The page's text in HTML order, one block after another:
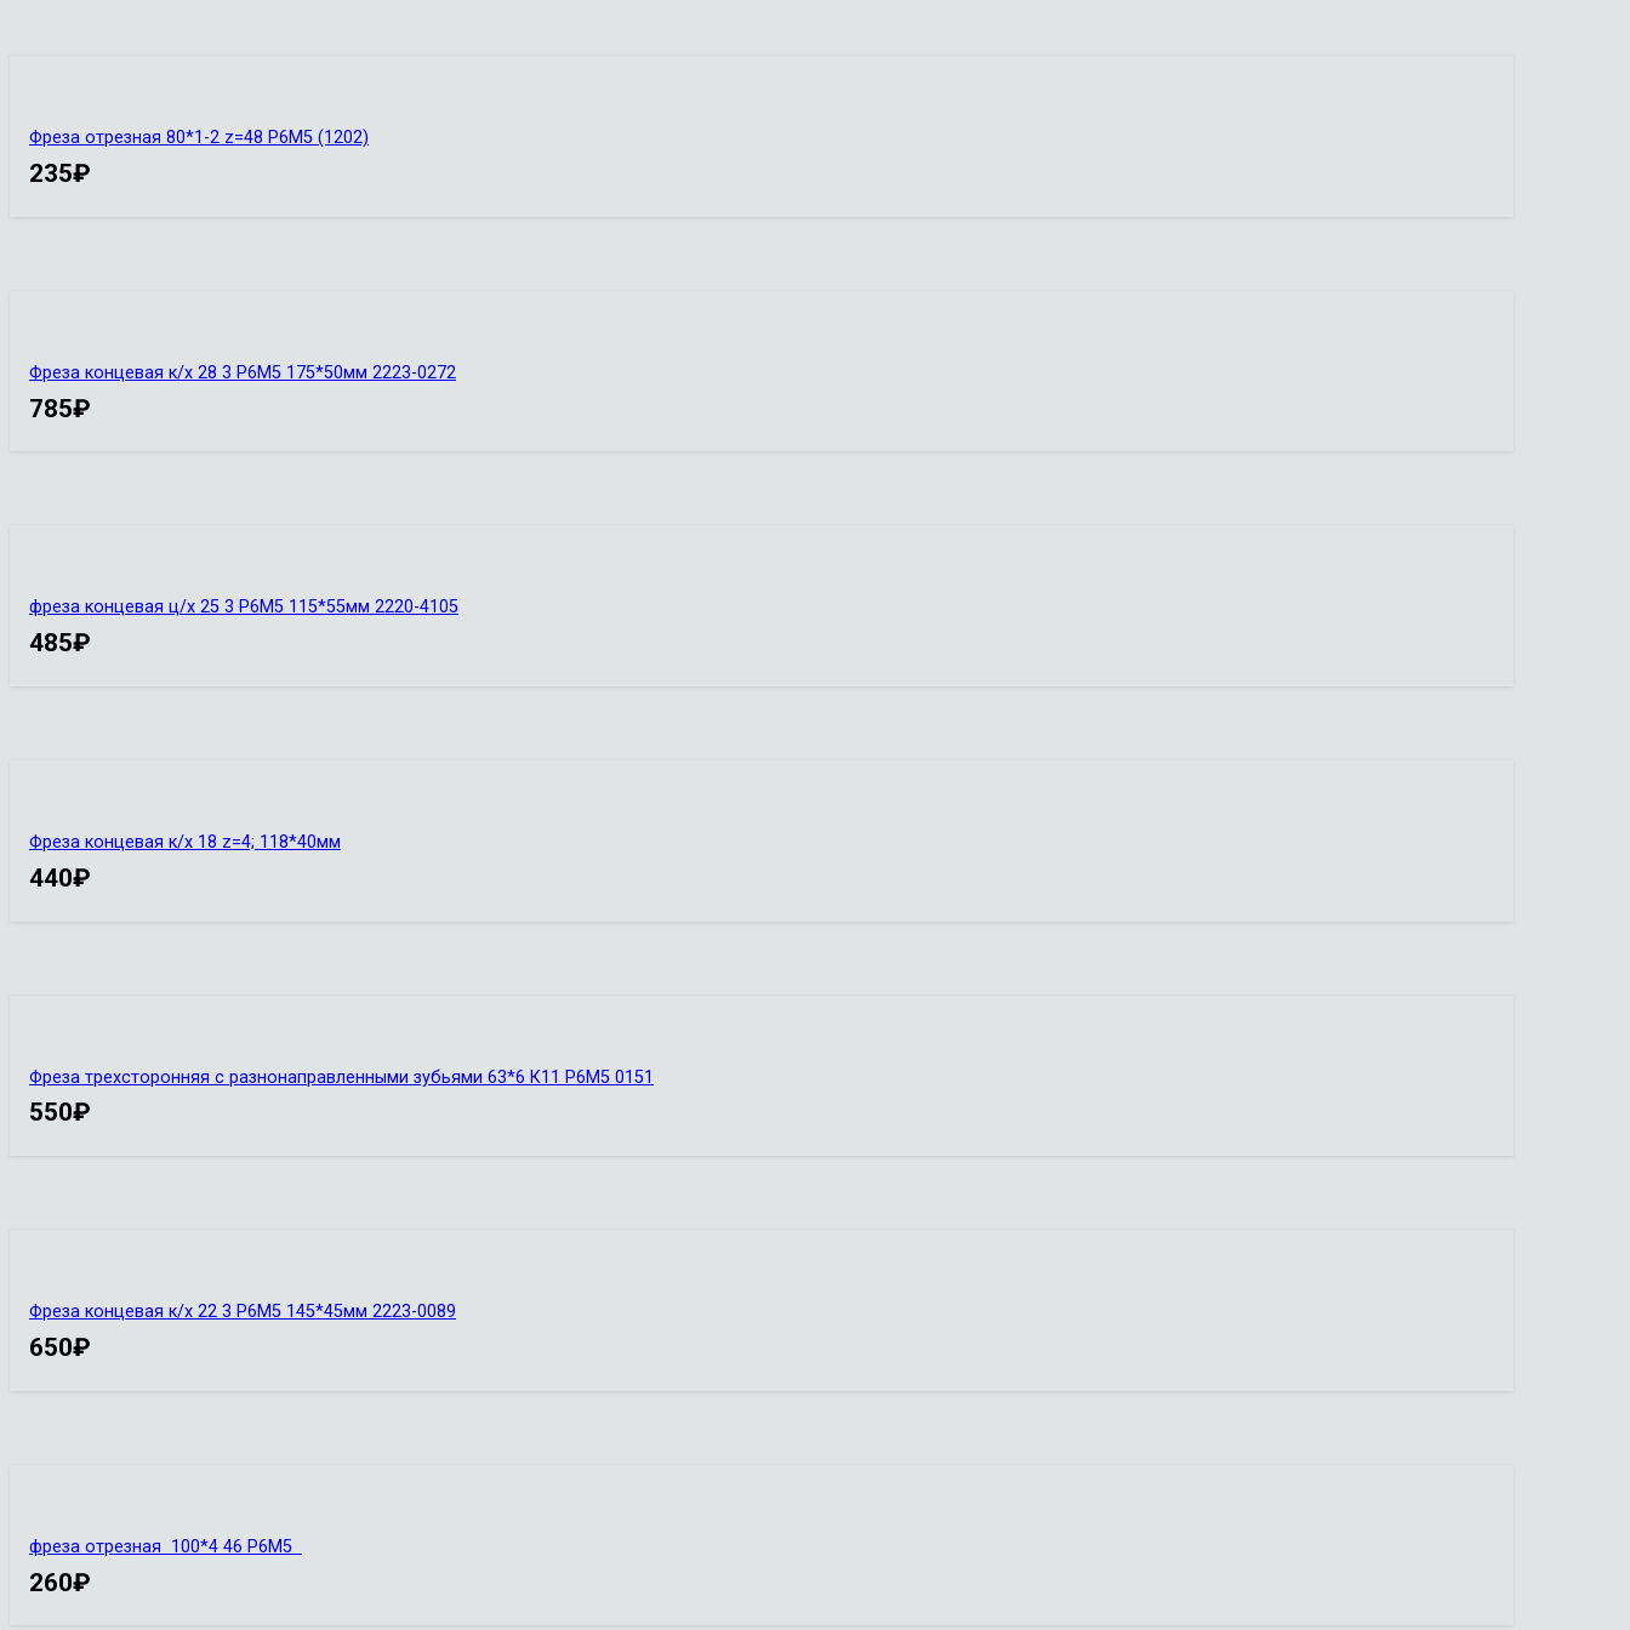
Фреза отрезная 80*1-2 z=48 Р6М5 (1202)
235₽
Фреза концевая к/х 28 3 Р6М5 175*50мм 2223-0272
785₽
фреза концевая ц/х 25 3 Р6М5 115*55мм 2220-4105
485₽
Фреза концевая к/х 18 z=4; 118*40мм
440₽
Фреза трехсторонняя с разнонаправленными зубьями 63*6 К11 Р6М5 0151
550₽
Фреза концевая к/х 22 3 Р6М5 145*45мм 2223-0089
650₽
фреза отрезная 100*4 46 Р6М5
260₽